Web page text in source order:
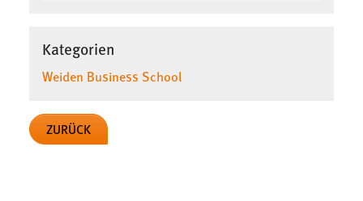
Kategorien
Weiden Business School
ZURÜCK
STATISTIK
Statistik Cookies erfassen Informationen anonym.
unsere Besucher unsere Website nutzen.